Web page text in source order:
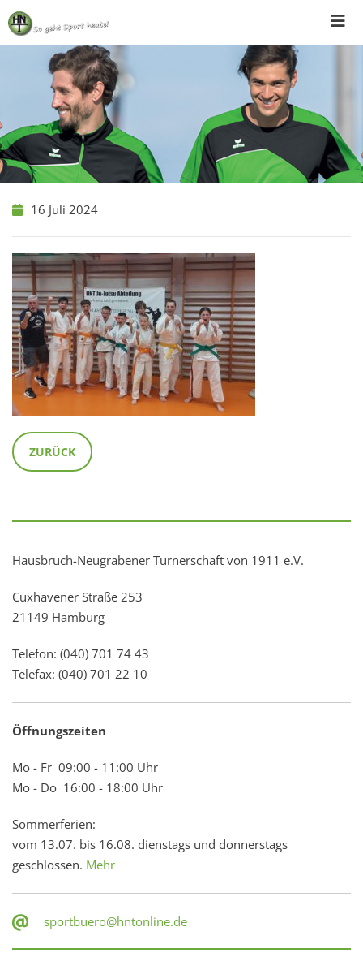
Skip
to
content
16 Juli 2024
ZURÜCK
Hausbruch-Neugrabener Turnerschaft von 1911 e.V.
Cuxhavener Straße 253
21149 Hamburg
Telefon: (040) 701 74 43
Telefax: (040) 701 22 10
Öffnungszeiten
Mo - Fr 09:00 - 11:00 Uhr
Mo - Do 16:00 - 18:00 Uhr
Sommerferien:
vom 13.07. bis 16.08. dienstags und donnerstags
geschlossen. Mehr
sportbuero@hntonline.de